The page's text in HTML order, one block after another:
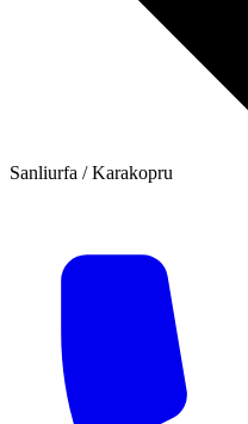
Sanliurfa / Karakopru